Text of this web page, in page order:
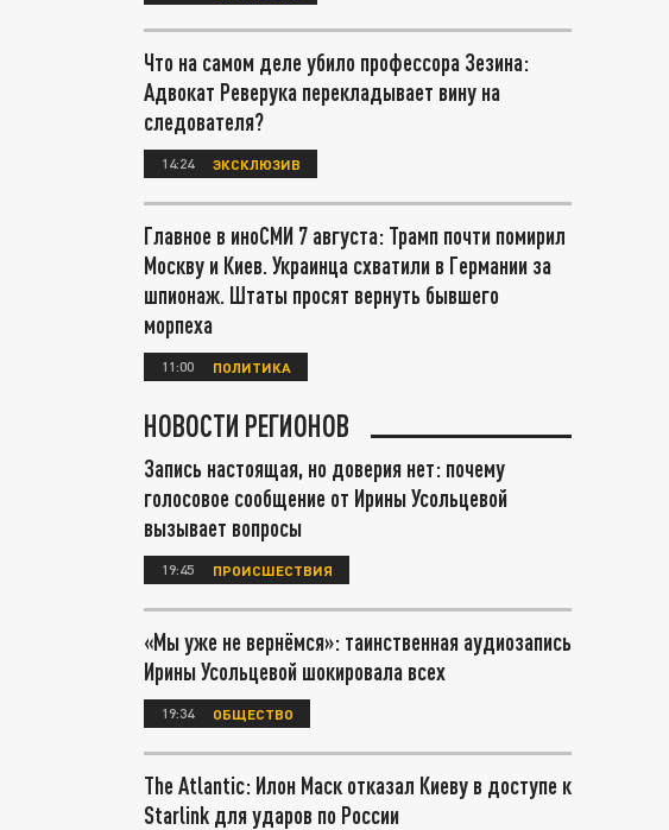
Что на самом деле убило профессора Зезина:
Адвокат Реверука перекладывает вину на
следователя?
14:24 ЭКСКЛЮЗИВ
Главное в иноСМИ 7 августа: Трамп почти помирил
Москву и Киев. Украинца схватили в Германии за
шпионаж. Штаты просят вернуть бывшего
морпеха
11:00 ПОЛИТИКА
НОВОСТИ РЕГИОНОВ
Запись настоящая, но доверия нет: почему
голосовое сообщение от Ирины Усольцевой
вызывает вопросы
19:45 ПРОИСШЕСТВИЯ
«Мы уже не вернёмся»: таинственная аудиозапись
Ирины Усольцевой шокировала всех
19:34 ОБЩЕСТВО
The Atlantic: Илон Маск отказал Киеву в доступе к
Starlink для ударов по России